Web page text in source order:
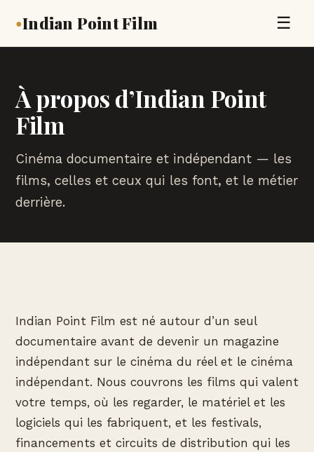
●Indian Point Film ☰
À propos d’Indian Point
Film
Cinéma documentaire et indépendant — les
films, celles et ceux qui les font, et le métier
derrière.
Indian Point Film est né autour d’un seul
documentaire avant de devenir un magazine
indépendant sur le cinéma du réel et le cinéma
indépendant. Nous couvrons les films qui valent
votre temps, où les regarder, le matériel et les
logiciels qui les fabriquent, et les festivals,
financements et circuits de distribution qui les